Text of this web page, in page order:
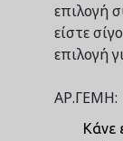
επιλογή
είστε
επιλογή
ΑΡ.ΓΕΜΗ:
Κάνε